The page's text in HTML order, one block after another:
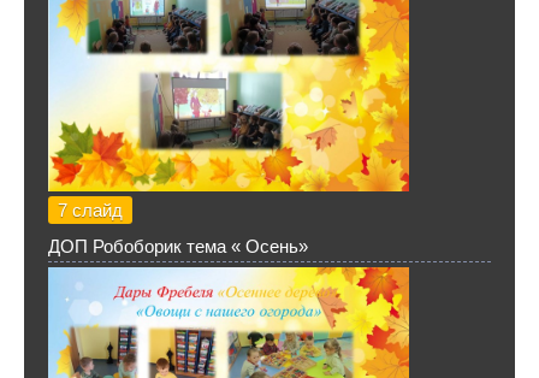
7 слайд
ДОП Робоборик тема « Осень»